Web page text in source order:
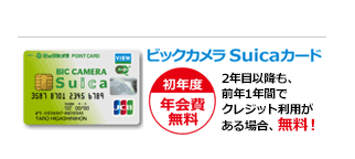
飯塚カンパニー｜IIZUKA
COMPANY
高儀｜TAKAGI